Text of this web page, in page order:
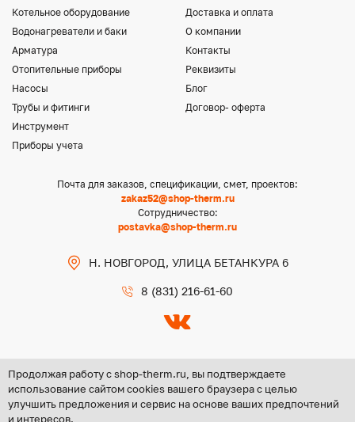
Котельное оборудование
Водонагреватели и баки
Арматура
Отопительные приборы
Насосы
Трубы и фитинги
Инструмент
Приборы учета
Доставка и оплата
О компании
Контакты
Реквизиты
Блог
Договор- оферта
Почта для заказов, спецификации, смет, проектов:
zakaz52@shop-therm.ru
Сотрудничество:
postavka@shop-therm.ru
Н. НОВГОРОД, УЛИЦА БЕТАНКУРА 6
8 (831) 216-61-60
Copyright @ 2026 ООО «ЦЕНТР ГРУПП НН»
Продолжая работу с shop-therm.ru, вы подтверждаете
использование сайтом cookies вашего браузера с целью
улучшить предложения и сервис на основе ваших предпочтений
и интересов.